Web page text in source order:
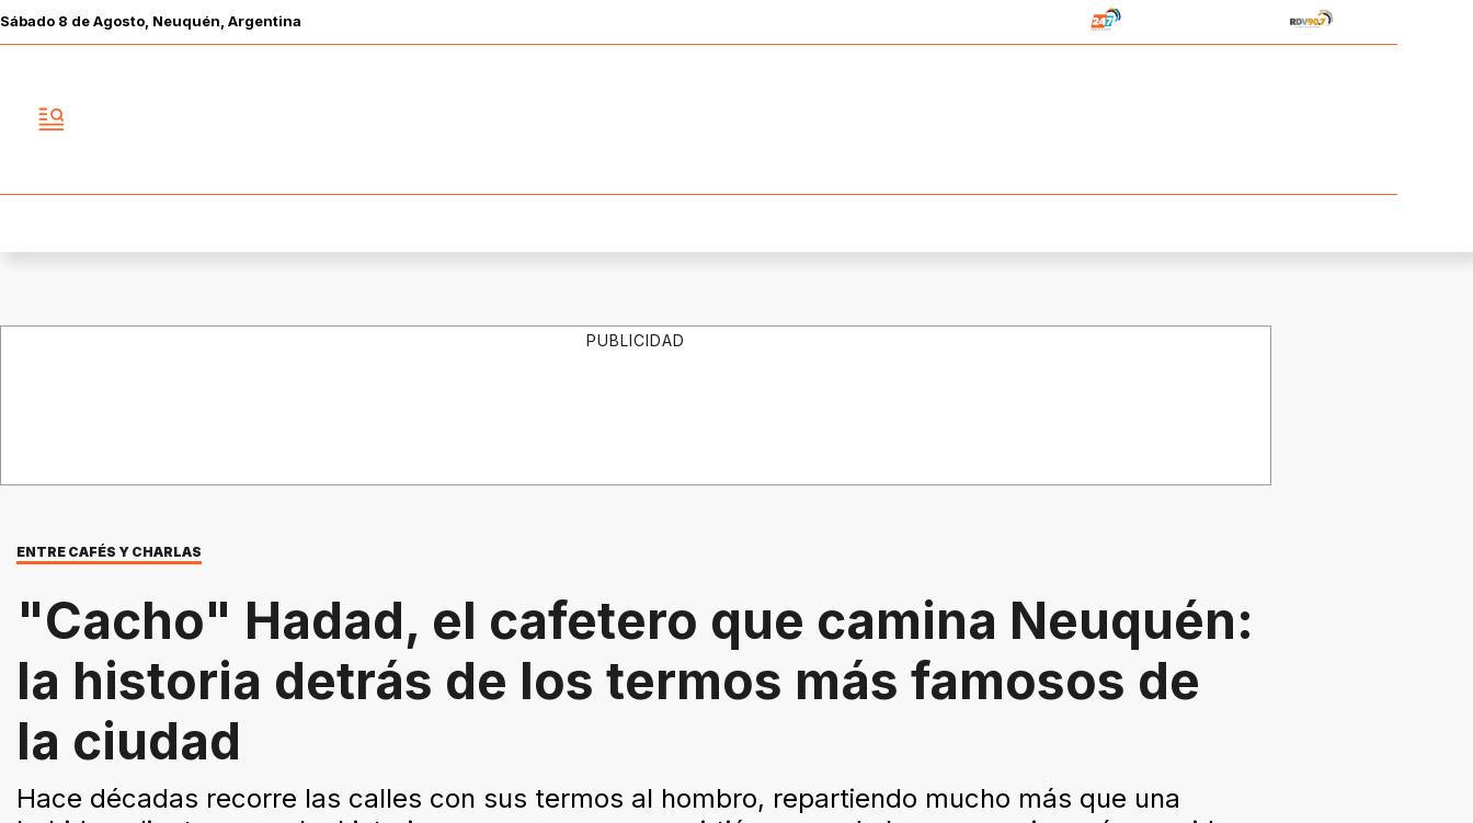
Sábado 8 deAgosto , Neuquén, Argentina
PUBLICIDAD
ENTRE CAFÉS Y CHARLAS
"Cacho" Hadad, el cafetero que camina Neuquén:
la historia detrás de los termos más famosos de
la ciudad
Hace décadas recorre las calles con sus termos al hombro, repartiendo mucho más que una